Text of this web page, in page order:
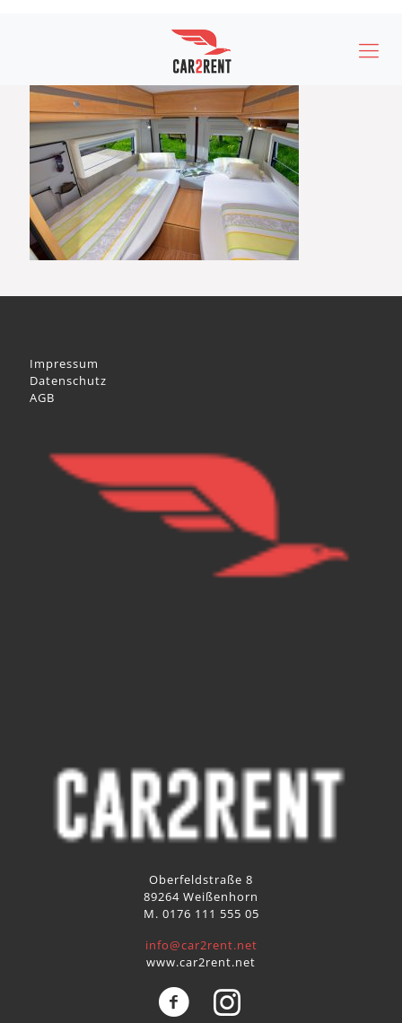
Impressum
Datenschutz
AGB
Oberfeldstraße 8
89264 Weißenhorn
M. 0176 111 555 05
info@car2rent.net
www.car2rent.net